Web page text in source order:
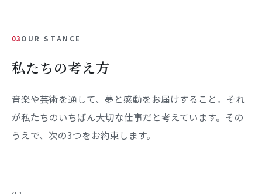
03OUR STANCE
私たちの考え方
音楽や芸術を通して、夢と感動をお届けすること。それ
が私たちのいちばん大切な仕事だと考えています。その
うえで、次の3つをお約束します。